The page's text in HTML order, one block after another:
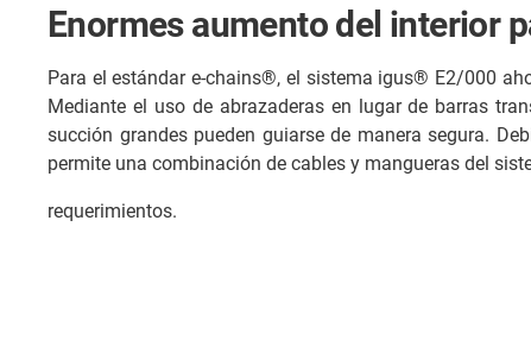
Enormes aumento del interior
Para el estándar e-chains®, el sistema igus® E2/000
Mediante el uso de abrazaderas en lugar de barras
succión grandes pueden guiarse de manera segura.
permite una combinación de cables y mangueras del
requerimientos.